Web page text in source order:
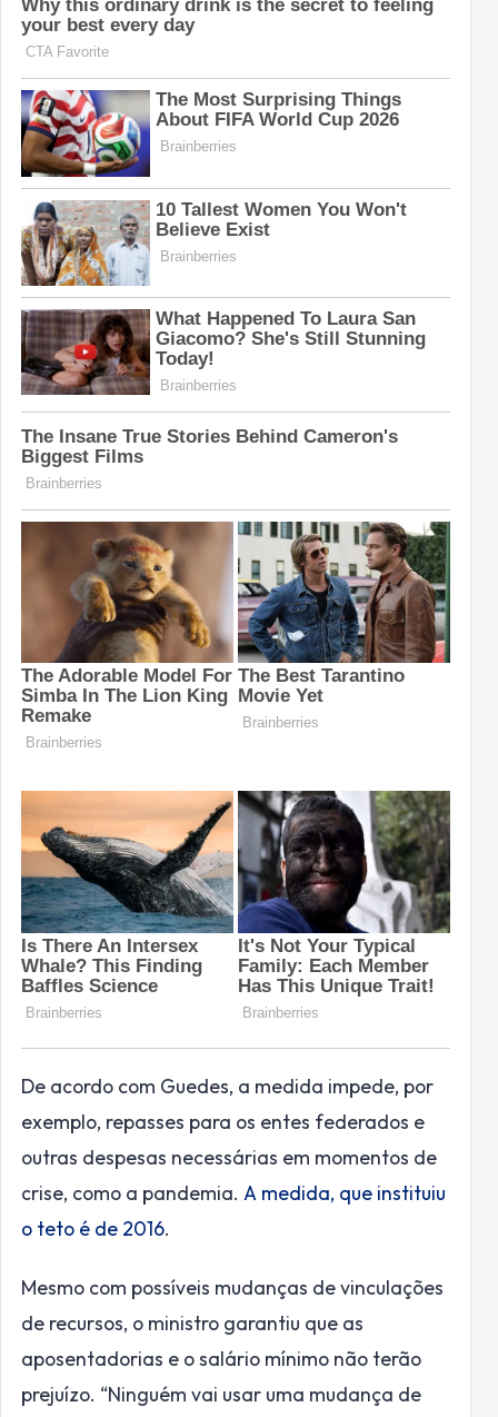
De acordo com Guedes, a medida impede, por
exemplo, repasses para os entes federados e
outras despesas necessárias em momentos de
crise, como a pandemia. A medida, que instituiu
o teto é de 2016.
Mesmo com possíveis mudanças de vinculações
de recursos, o ministro garantiu que as
aposentadorias e o salário mínimo não terão
prejuízo. “Ninguém vai usar uma mudança de